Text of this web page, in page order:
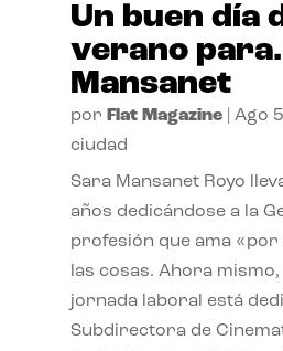
Un buen día
verano
Mansanet
por Flat Magazine| Ago
ciudad
Sara Mansanet Royo
años dedicándose a la
profesión que ama «por
las cosas. Ahora mismo,
jornada laboral está
Subdirectora de